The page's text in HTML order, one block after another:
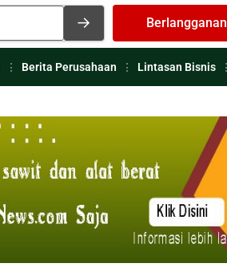
Berlangganan
Berita Perusahaan Lintasan Bisnis